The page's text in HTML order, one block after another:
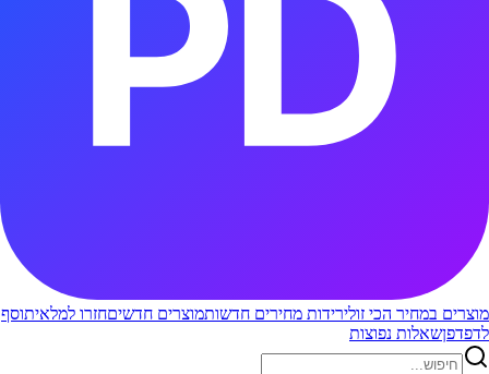
מוצרים במחיר הכי זולירידות מחירים חדשותמוצרים חדשיםחזרו למלאיתוסף
לדפדפןשאלות נפוצות